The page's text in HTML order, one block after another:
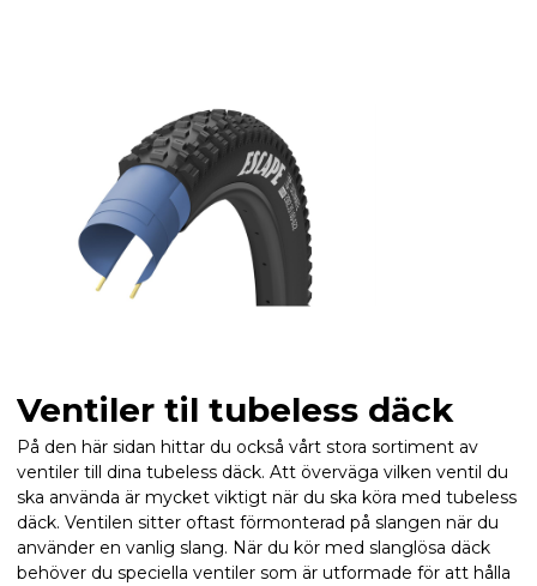
Ventiler til tubeless däck
På den här sidan hittar du också vårt stora sortiment av
ventiler till dina tubeless däck. Att överväga vilken ventil du
ska använda är mycket viktigt när du ska köra med tubeless
däck. Ventilen sitter oftast förmonterad på slangen när du
använder en vanlig slang. När du kör med slanglösa däck
behöver du speciella ventiler som är utformade för att hålla